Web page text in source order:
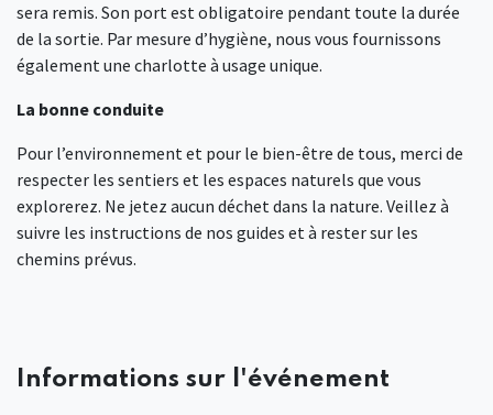
sera remis. Son port est obligatoire pendant toute la durée
de la sortie. Par mesure d’hygiène, nous vous fournissons
également une charlotte à usage unique.
La bonne conduite
Pour l’environnement et pour le bien-être de tous, merci de
respecter les sentiers et les espaces naturels que vous
explorerez. Ne jetez aucun déchet dans la nature. Veillez à
suivre les instructions de nos guides et à rester sur les
chemins prévus.
Informations sur l'événement